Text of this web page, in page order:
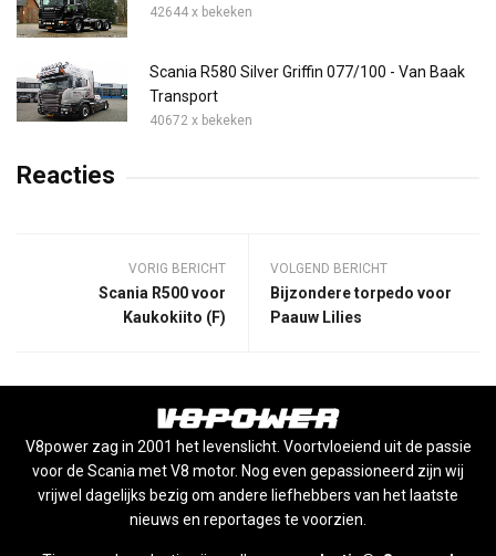
42644 x bekeken
Scania R580 Silver Griffin 077/100 - Van Baak
Transport
40672 x bekeken
Reacties
VORIG BERICHT
Scania R500 voor
Kaukokiito (F)
VOLGEND BERICHT
Bijzondere torpedo voor
Paauw Lilies
V8power zag in 2001 het levenslicht. Voortvloeiend uit de passie
voor de Scania met V8 motor. Nog even gepassioneerd zijn wij
vrijwel dagelijks bezig om andere liefhebbers van het laatste
nieuws en reportages te voorzien.